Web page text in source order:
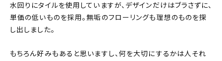
水回りにタイルを使用していますが、デザインだけはブラさずに、
単価の低いものを採用。無垢のフローリングも理想のものを探
し出しました。
もちろん好みもあると思いますし、何を大切にするかは人それ